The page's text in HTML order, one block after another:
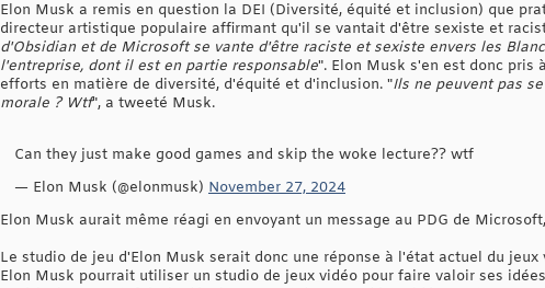
Elon Musk a remis en question la DEI (Diversité, équité et inclusion) que
directeur artistique populaire affirmant qu'il se vantait d'être sexiste et
d'Obsidian et de Microsoft se vante d'être raciste et sexiste envers les
l'entreprise, dont il est en partie responsable". Elon Musk s'en est donc pris
efforts en matière de diversité, d'équité et d'inclusion. "Ils ne peuvent pas
morale ? Wtf", a tweeté Musk.
Can they just make good games and skip the woke lecture?? wtf
— Elon Musk (@elonmusk) November 27, 2024
Elon Musk aurait même réagi en envoyant un message au PDG de
Le studio de jeu d'Elon Musk serait donc une réponse à l'état actuel du
Elon Musk pourrait utiliser un studio de jeux vidéo pour faire valoir ses